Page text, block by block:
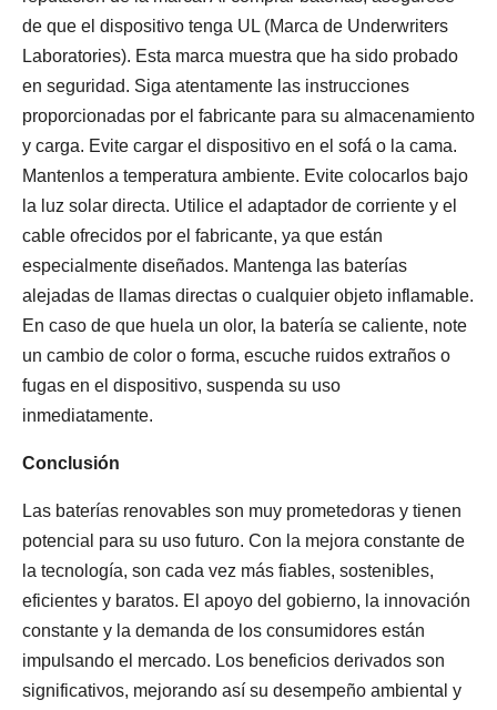
de que el dispositivo tenga UL (Marca de Underwriters
Laboratories). Esta marca muestra que ha sido probado
en seguridad. Siga atentamente las instrucciones
proporcionadas por el fabricante para su almacenamiento
y carga. Evite cargar el dispositivo en el sofá o la cama.
Mantenlos a temperatura ambiente. Evite colocarlos bajo
la luz solar directa. Utilice el adaptador de corriente y el
cable ofrecidos por el fabricante, ya que están
especialmente diseñados. Mantenga las baterías
alejadas de llamas directas o cualquier objeto inflamable.
En caso de que huela un olor, la batería se caliente, note
un cambio de color o forma, escuche ruidos extraños o
fugas en el dispositivo, suspenda su uso
inmediatamente.
Conclusión
Las baterías renovables son muy prometedoras y tienen
potencial para su uso futuro. Con la mejora constante de
la tecnología, son cada vez más fiables, sostenibles,
eficientes y baratos. El apoyo del gobierno, la innovación
constante y la demanda de los consumidores están
impulsando el mercado. Los beneficios derivados son
significativos, mejorando así su desempeño ambiental y